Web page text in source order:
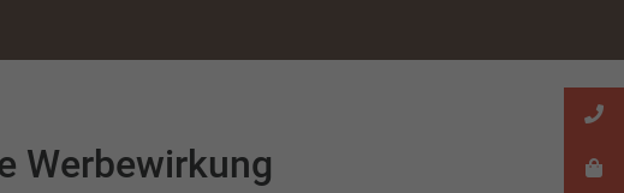
Werbewirkung